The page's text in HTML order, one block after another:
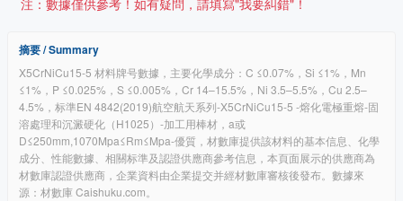
注：數據僅供參考！如有疑問，請填寫"我要糾錯"！
摘要 / Summary
X5CrNiCu15-5 材料牌号數據，主要化學成分：C ≤0.07%，Si ≤1%，Mn
≤1%，P ≤0.025%，S ≤0.005%，Cr 14–15.5%，Ni 3.5–5.5%，Cu 2.5–
4.5%，标準EN 4842(2019)航空航天系列-X5CrNiCu15-5 -熔化電極重熔-固
溶處理和沉澱硬化（H1025）-加工用棒材，a或
D≤250mm,1070Mpa≤Rm≤Mpa-優質，材數庫提供該材料的基本信息、化學
成分、性能數據、相關标準及認證供應商參考信息，本頁面展示的供應商為
材數庫認證供應商，企業資料由企業提交并經材數庫審核後發布。數據來
源：材數庫 Caishuku.com。